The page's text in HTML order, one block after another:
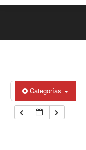
Categorías